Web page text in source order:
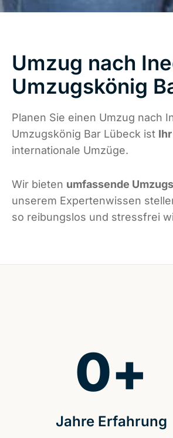
Umzug nach
Umzugskönig
Planen Sie einen Umzug nach
Umzugskönig Bar Lübeck ist
internationale Umzüge.
Wir bieten umfassende
unserem Expertenwissen
so reibungslos und stressfrei
Jahre Erfahrung
0+